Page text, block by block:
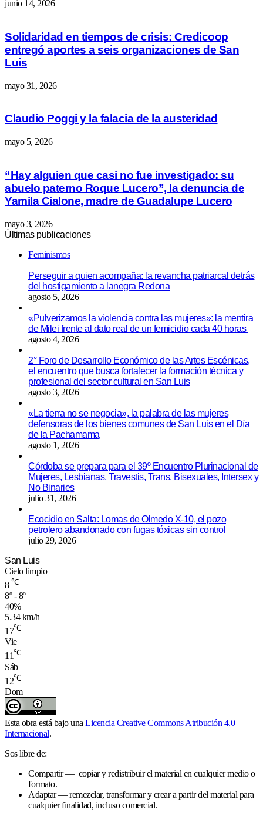
junio 14, 2026
Solidaridad en tiempos de crisis: Credicoop
entregó aportes a seis organizaciones de San
Luis
mayo 31, 2026
Claudio Poggi y la falacia de la austeridad
mayo 5, 2026
“Hay alguien que casi no fue investigado: su
abuelo paterno Roque Lucero”, la denuncia de
Yamila Cialone, madre de Guadalupe Lucero
mayo 3, 2026
Últimas publicaciones
Feminismos
Perseguir a quien acompaña: la revancha patriarcal detrás
del hostigamiento a lanegra Redona
agosto 5, 2026
«Pulverizamos la violencia contra las mujeres»: la mentira
de Milei frente al dato real de un femicidio cada 40 horas
agosto 4, 2026
2° Foro de Desarrollo Económico de las Artes Escénicas,
el encuentro que busca fortalecer la formación técnica y
profesional del sector cultural en San Luis
agosto 3, 2026
«La tierra no se negocia», la palabra de las mujeres
defensoras de los bienes comunes de San Luis en el Día
de la Pachamama
agosto 1, 2026
Córdoba se prepara para el 39º Encuentro Plurinacional de
Mujeres, Lesbianas, Travestis, Trans, Bisexuales, Intersex y
No Binaries
julio 31, 2026
Ecocidio en Salta: Lomas de Olmedo X-10, el pozo
petrolero abandonado con fugas tóxicas sin control
julio 29, 2026
San Luis
Cielo limpio
8 ℃
8º - 8º
40%
5.34 km/h
17℃
Vie
11℃
Sáb
12℃
Dom
Esta obra está bajo una Licencia Creative Commons Atribución 4.0
Internacional.
Sos libre de:
Compartir — copiar y redistribuir el material en cualquier medio o
formato.
Adaptar — remezclar, transformar y crear a partir del material para
cualquier finalidad, incluso comercial.